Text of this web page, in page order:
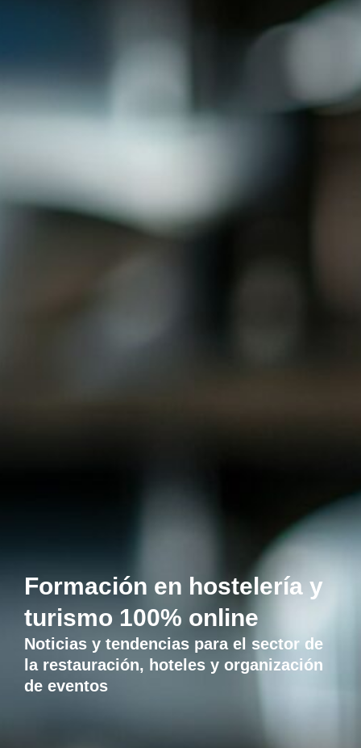
Formación en hostelería y
turismo 100% online
Noticias y tendencias para el sector de
la restauración, hoteles y organización
de eventos